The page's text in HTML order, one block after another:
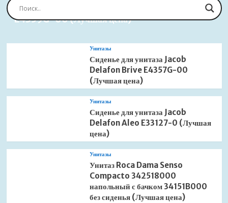
Сиденье для унитаза Jacob Delafon Brive
E4359G-00 (Лучшая цена)
Унитазы
Сиденье для унитаза Jacob
Delafon Brive E4357G-00
(Лучшая цена)
Унитазы
Сиденье для унитаза Jacob
Delafon Aleo E33127-0 (Лучшая
цена)
Унитазы
Унитаз Roca Dama Senso
Compacto 342518000
напольный с бачком 34151B000
без сиденья (Лучшая цена)